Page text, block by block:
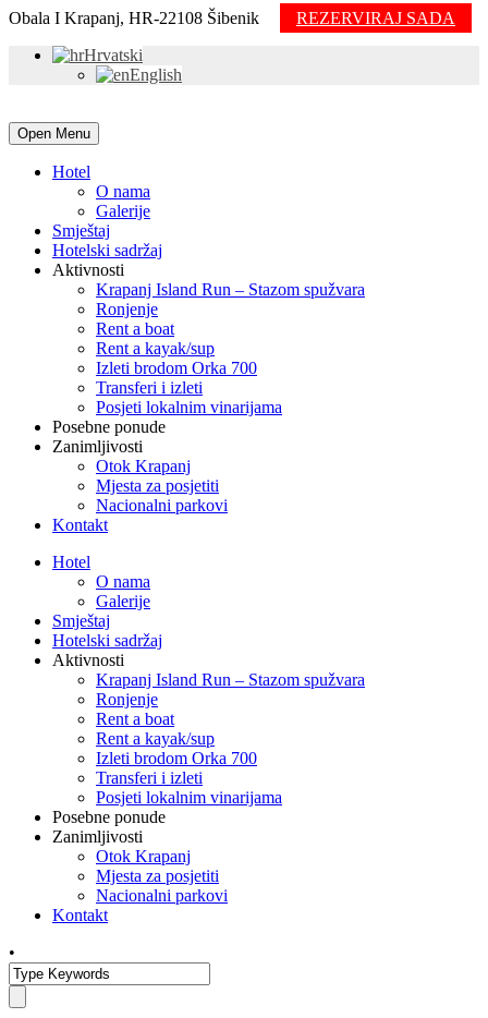
Obala I Krapanj, HR-22108 Šibenik
REZERVIRAJ SADA
Hrvatski
English
Open Menu
Hotel
O nama
Galerije
Smještaj
Hotelski sadržaj
Aktivnosti
Krapanj Island Run – Stazom spužvara
Ronjenje
Rent a boat
Rent a kayak/sup
Izleti brodom Orka 700
Transferi i izleti
Posjeti lokalnim vinarijama
Posebne ponude
Zanimljivosti
Otok Krapanj
Mjesta za posjetiti
Nacionalni parkovi
Kontakt
Hotel
O nama
Galerije
Smještaj
Hotelski sadržaj
Aktivnosti
Krapanj Island Run – Stazom spužvara
Ronjenje
Rent a boat
Rent a kayak/sup
Izleti brodom Orka 700
Transferi i izleti
Posjeti lokalnim vinarijama
Posebne ponude
Zanimljivosti
Otok Krapanj
Mjesta za posjetiti
Nacionalni parkovi
Kontakt
•